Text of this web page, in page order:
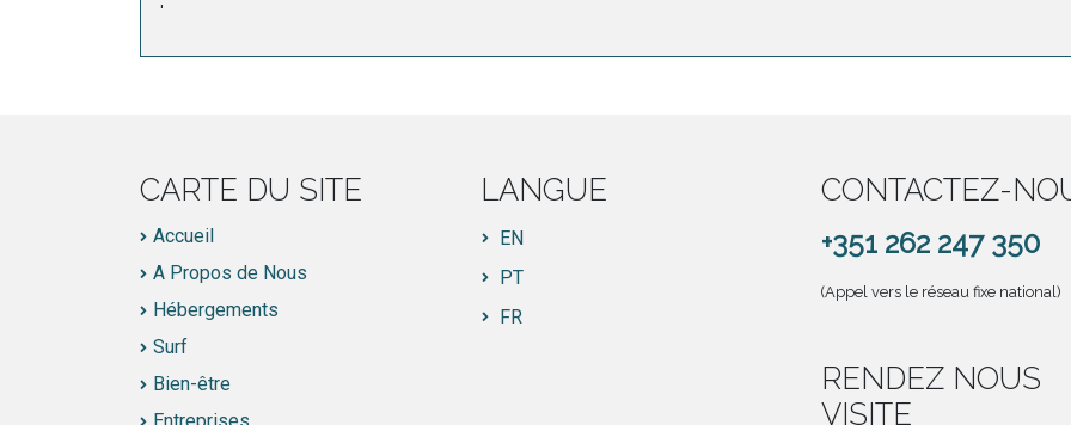
'
CARTE DU SITE
Accueil
A Propos de Nous
Hébergements
Surf
Bien-être
LANGUE
EN
PT
FR
CONTACTEZ-
+351 262 247 350
(Appel vers le réseau fixe national)
RENDEZ NOUS
VISITE